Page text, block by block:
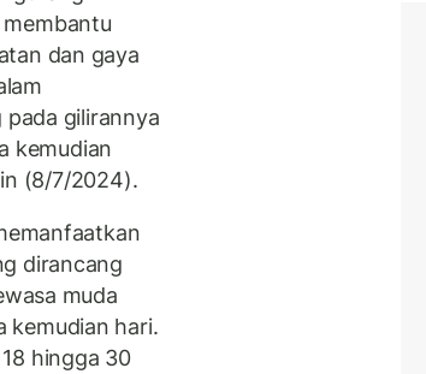
dan gaya
gilirannya
kemudian
(8/7/2024).
dirancang
muda
kemudian hari.
hingga 30